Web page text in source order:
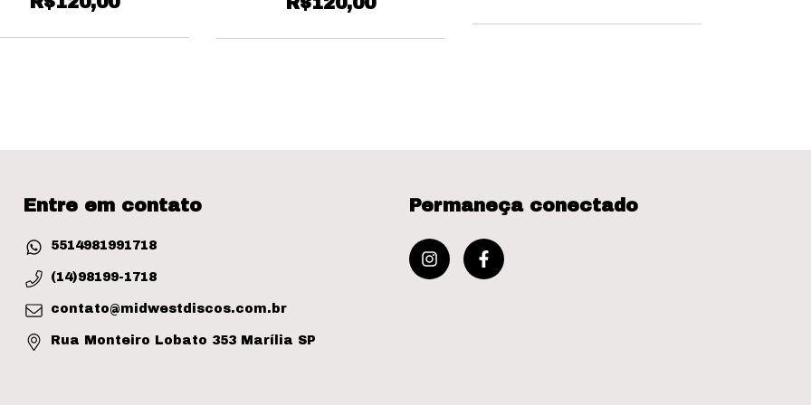
Entre em contato
5514981991718
(14)98199-1718
contato@midwestdiscos.com.br
Rua Monteiro Lobato 353 Marília SP
Permaneça conectado